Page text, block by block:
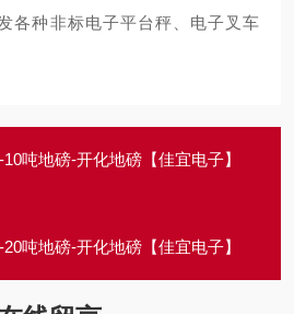
各种非标电子平台秤、电子叉车
吨地磅-开化地磅【佳宜电子】
吨地磅-开化地磅【佳宜电子】